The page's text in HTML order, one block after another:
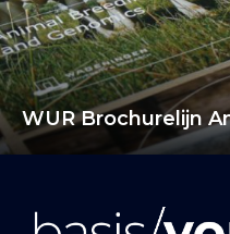
WUR Brochurelijn